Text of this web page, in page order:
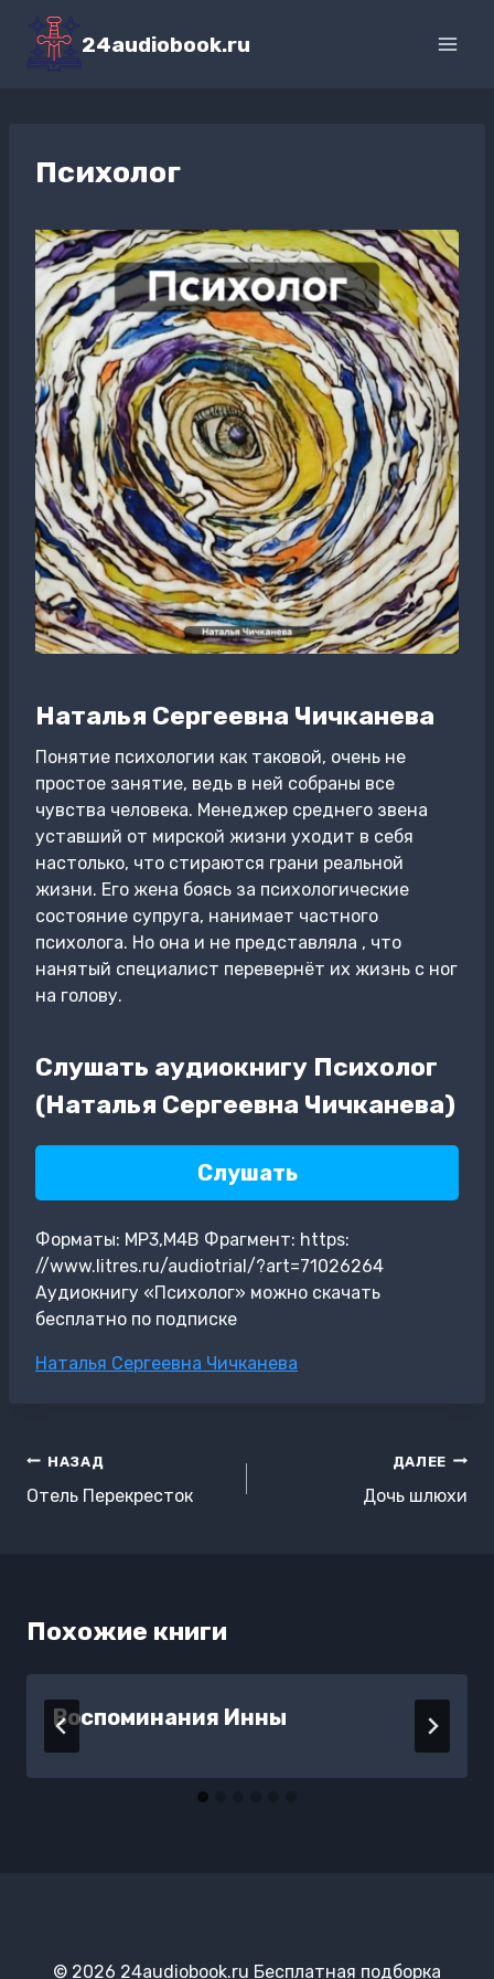
Перейти
содержимому
24audiobook.ru
Психолог
Наталья Сергеевна Чичканева
Понятие психологии как таковой, очень не
простое занятие, ведь в ней собраны все
чувства человека. Менеджер среднего звена
уставший от мирской жизни уходит в себя
настолько, что стираются грани реальной
жизни. Его жена боясь за психологические
состояние супруга, нанимает частного
психолога. Но она и не представляла , что
нанятый специалист перевернёт их жизнь с ног
на голову.
Слушать аудиокнигу Психолог
(Наталья Сергеевна Чичканева)
Слушать
Форматы: MP3,M4B Фрагмент: https:
//www.litres.ru/audiotrial/?art=71026264
Аудиокнигу «Психолог» можно скачать
бесплатно по подписке
Метки
Наталья Сергеевна Чичканева
Навигация
по
НАЗАД
Отель Перекресток
ДАЛЕЕ
Дочь шлюхи
Похожие книги
Воспоминания Инны
© 2026 24audiobook.ru Бесплатная подборка